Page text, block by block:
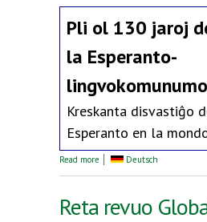
Pli ol 130 jaroj
la Esperanto-
lingvokomunumo
Kreskanta disvastiĝo
Esperanto en la
Read more about Deklaro de Germana
Deutsch
Reta revuo